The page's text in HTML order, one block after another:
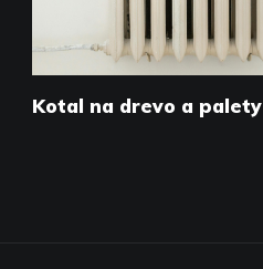
Kotal na drevo a palety